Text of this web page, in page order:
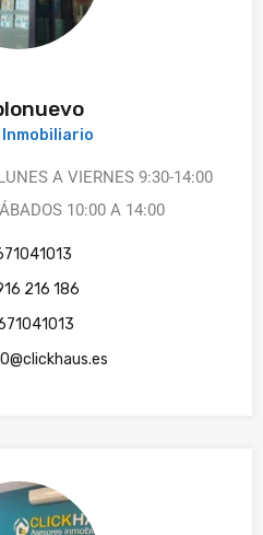
A VIERNES 9:30-14:00
10:00 A 14:00
216 186